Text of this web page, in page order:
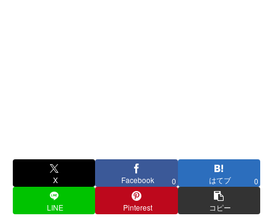
X Facebook 0 はてブ 0
LINE Pinterest コピー